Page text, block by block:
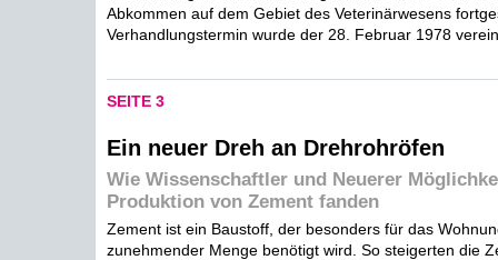
Abkommen auf dem Gebiet des Veterinärwesens
Verhandlungstermin wurde der 28. Februar 1978
SEITE 3
Ein neuer Dreh an Drehrohröfen
Wie Wissenschaftler und Neuerer
Produktion von Zement fanden
Zement ist ein Baustoff, der besonders für das
zunehmender Menge benötigt wird. So steigerten die